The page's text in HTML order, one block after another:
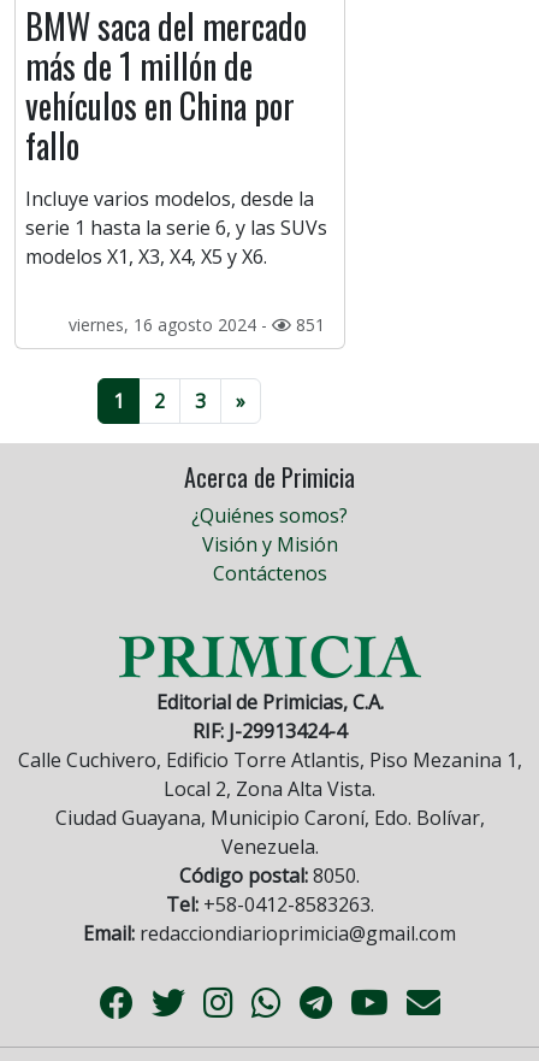
BMW saca del mercado
más de 1 millón de
vehículos en China por
fallo
Incluye varios modelos, desde la
serie 1 hasta la serie 6, y las SUVs
modelos X1, X3, X4, X5 y X6.
viernes, 16 agosto 2024 - 851
1 2 3 »
Acerca de Primicia
¿Quiénes somos?
Visión y Misión
Contáctenos
Editorial de Primicias, C.A.
RIF: J-29913424-4
Calle Cuchivero, Edificio Torre Atlantis, Piso Mezanina 1,
Local 2, Zona Alta Vista.
Ciudad Guayana, Municipio Caroní, Edo. Bolívar,
Venezuela.
Código postal:8050.
Tel:+58-0412-8583263.
Email: redacciondiarioprimicia@gmail.com